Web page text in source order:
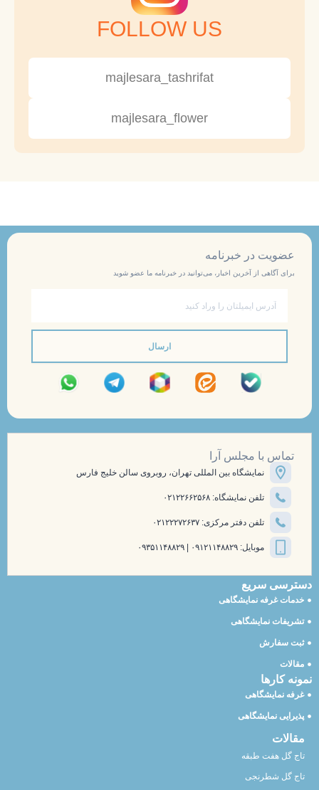
FOLLOW US
majlesara_tashrifat
majlesara_flower
عضویت در خبرنامه
برای آگاهی از آخرین اخبار، می‌توانید در خبرنامه ما عضو شوید
ارسال
تماس با مجلس آرا
نمایشگاه بین المللی تهران، روبروی سالن خلیج فارس
تلفن نمایشگاه: ۰۲۱۲۲۶۶۲۵۶۸
تلفن دفتر مرکزی: ۰۲۱۲۲۲۷۲۶۳۷
موبایل: ۰۹۱۲۱۱۴۸۸۲۹ | ۰۹۳۵۱۱۴۸۸۲۹
دسترسی سریع
خدمات غرفه نمایشگاهی
تشریفات نمایشگاهی
ثبت سفارش
مقالات
نمونه کارها
غرفه نمایشگاهی
پذیرایی نمایشگاهی
مقالات
تاج گل هفت طبقه
تاج گل شطرنجی